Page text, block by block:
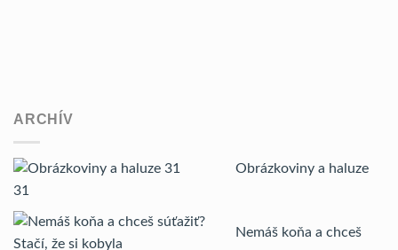
ARCHÍV
Obrázkoviny a haluze
31
Nemáš koňa a chceš